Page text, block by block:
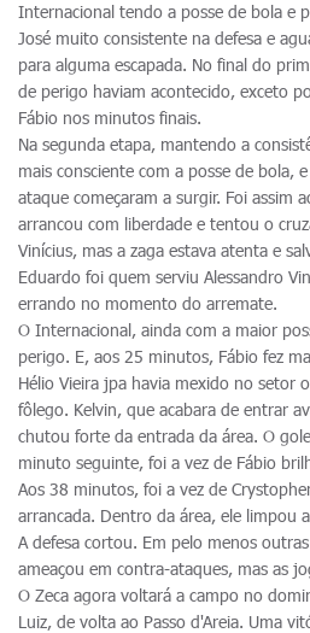
Internacional tendo a posse de bola e
José muito consistente na defesa e
para alguma escapada. No final do
de perigo haviam acontecido, exceto
Fábio nos minutos finais.
Na segunda etapa, mantendo a
mais consciente com a posse de bola,
ataque começaram a surgir. Foi assim
arrancou com liberdade e tentou o
Vinícius, mas a zaga estava atenta e
Eduardo foi quem serviu Alessandro
errando no momento do arremate.
O Internacional, ainda com a maior
perigo. E, aos 25 minutos, Fábio fez
Hélio Vieira jpa havia mexido no setor
fôlego. Kelvin, que acabara de entrar
chutou forte da entrada da área. O
minuto seguinte, foi a vez de Fábio
Aos 38 minutos, foi a vez de
arrancada. Dentro da área, ele limpou
A defesa cortou. Em pelo menos
ameaçou em contra-ataques, mas as
O Zeca agora voltará a campo no
Luiz, de volta ao Passo d'Areia. Uma